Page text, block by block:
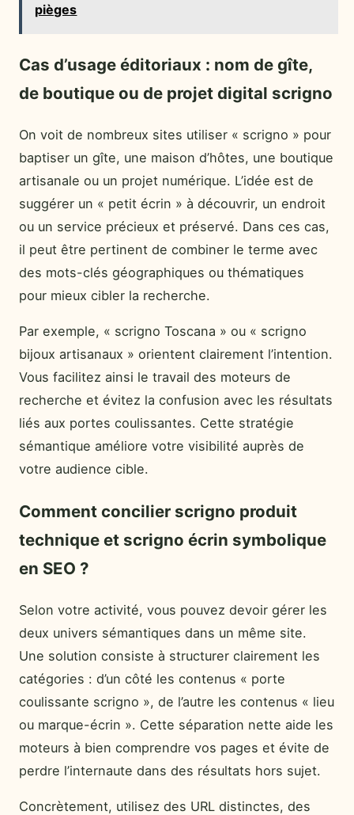
pièges
Cas d’usage éditoriaux : nom de gîte,
de boutique ou de projet digital scrigno
On voit de nombreux sites utiliser « scrigno » pour
baptiser un gîte, une maison d’hôtes, une boutique
artisanale ou un projet numérique. L’idée est de
suggérer un « petit écrin » à découvrir, un endroit
ou un service précieux et préservé. Dans ces cas,
il peut être pertinent de combiner le terme avec
des mots-clés géographiques ou thématiques
pour mieux cibler la recherche.
Par exemple, « scrigno Toscana » ou « scrigno
bijoux artisanaux » orientent clairement l’intention.
Vous facilitez ainsi le travail des moteurs de
recherche et évitez la confusion avec les résultats
liés aux portes coulissantes. Cette stratégie
sémantique améliore votre visibilité auprès de
votre audience cible.
Comment concilier scrigno produit
technique et scrigno écrin symbolique
en SEO ?
Selon votre activité, vous pouvez devoir gérer les
deux univers sémantiques dans un même site.
Une solution consiste à structurer clairement les
catégories : d’un côté les contenus « porte
coulissante scrigno », de l’autre les contenus « lieu
ou marque-écrin ». Cette séparation nette aide les
moteurs à bien comprendre vos pages et évite de
perdre l’internaute dans des résultats hors sujet.
Concrètement, utilisez des URL distinctes, des